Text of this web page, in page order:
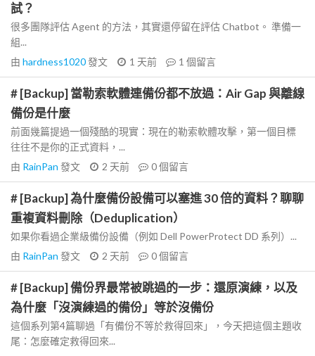
試？
很多團隊評估 Agent 的方法，其實還停留在評估 Chatbot。 準備一
組...
由 hardness1020發文 1 天前 1 個留言
# [Backup] 當勒索軟體連備份都不放過：Air Gap 與離線
備份是什麼
前面幾篇提過一個殘酷的現實：現在的勒索軟體攻擊，第一個目標
往往不是你的正式資料，...
由 RainPan 發文 2 天前 0個留言
# [Backup] 為什麼備份設備可以塞進 30 倍的資料？聊聊
重複資料刪除（Deduplication）
如果你看過企業級備份設備（例如 Dell PowerProtect DD 系列）...
由 RainPan 發文 2 天前 0個留言
# [Backup] 備份界最常被跳過的一步：還原演練，以及
為什麼「沒演練過的備份」等於沒備份
這個系列第4篇聊過「有備份不等於救得回來」，今天把這個主題收
尾：怎麼確定救得回來...